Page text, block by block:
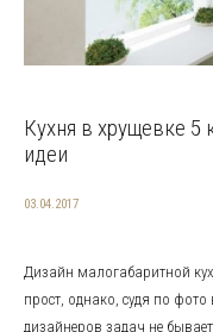
Кухня в хрущевке
идеи
03.04.2017
Дизайн малогабаритной
прост, однако, судя по
дизайнеров задач не